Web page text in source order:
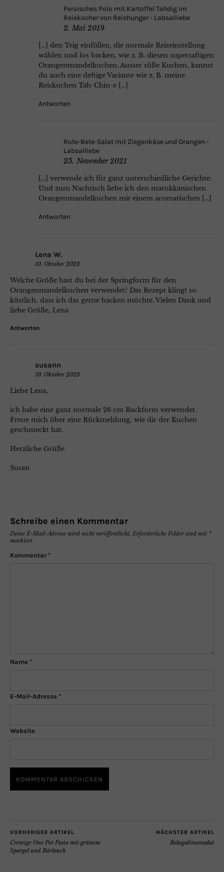
Persisches Polo mit Kartoffel Tahdig im
Reiskocher von Reishunger - Labsalliebe
2. Mai 2019
[…] den Teig einfüllen, die normale Reiseinstellung
wählen und los backen, wie z. B. diesen supersaftigen
Orangenmandelkuchen. Ausser süße Kuchen, kannst
du auch eine deftige Variante wie z. B. meine
Reiskuchen Tah-Chin-e […]
Antworten
Rote-Bete-Salat mit Ziegenkäse und Orangen -
Labsalliebe
25. November 2021
[…] verwende ich für ganz unterschiedliche Gerichte.
Und zum Nachtisch liebe ich den marokkanischen
Orangenmandelkuchen mit einem aromatischen […]
Antworten
Lena W.
10. Oktober 2023
Welche Größe hast du bei der Springform für den
Orangenmandelkuchen verwendet? Das Rezept klingt so
köstlich, dass ich das gerne backen möchte. Vielen Dank und
liebe Grüße, Lena
Antworten
susann
10. Oktober 2023
Liebe Lena,
ich habe eine ganz normale 26 cm Backform verwendet.
Freue mich über eine Rückmeldung, wie dir der Kuchen
geschmeckt hat.
Herzliche Grüße
Susan
Schreibe einen Kommentar
Deine E-Mail-Adresse wird nicht veröffentlicht. Erforderliche Felder sind mit *
markiert
Kommentar *
Name *
E-Mail-Adresse *
Website
VORHERIGER ARTIKEL
Cremige One Pot Pasta mit grünem
Spargel und Bärlauch
NÄCHSTER ARTIKEL
Belugalinsensalat